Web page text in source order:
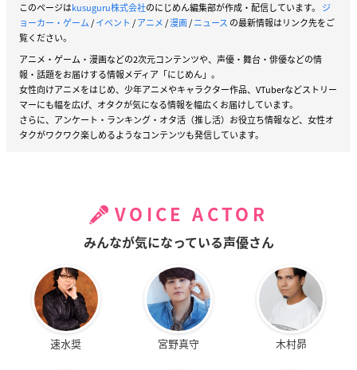
このページはkusuguru株式会社のにじめん編集部が作成・配信しています。 ジ
ョーカー・ゲーム/イベント /アニメ/漫画/ニュース の最新情報はリンク先をご
覧ください。
アニメ・ゲーム・漫画などの2次元コンテンツや、声優・舞台・俳優などの情
報・話題をお届けする情報メディア「にじめん」。
女性向けアニメをはじめ、少年アニメやキャラクター作品、VTuberなどストリー
マーにも幅を広げ、オタクが気になる情報を幅広くお届けしています。
さらに、アンケート・ランキング・オタ活（推し活）お役立ち情報など、女性オ
タクがワクワク楽しめるようなコンテンツも発信しています。
VOICE ACTOR
みんなが気になっている声優さん
速水奨 宮野真守 木村昴